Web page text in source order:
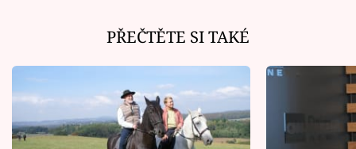
PŘEČTĚTE SI TAKÉ